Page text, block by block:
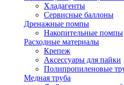
Хладагенты
Сервисные баллоны
Дренажные помпы
Накопительные помпы
Расходные материалы
Крепеж
Аксессуары для пайки
Полипропиленовые
Медная труба